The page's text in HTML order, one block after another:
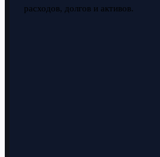
расходов, долгов и активов.